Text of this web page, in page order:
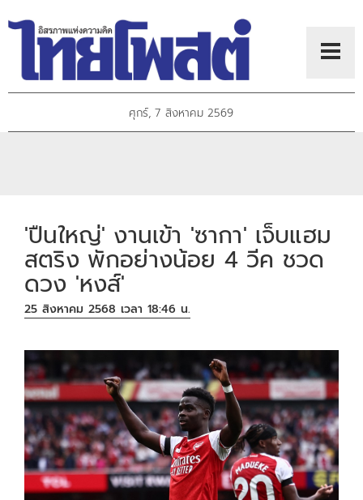
ศุกร์, 7 สิงหาคม 2569
'ปืนใหญ่' งานเข้า 'ซากา' เจ็บแฮม
สตริง พักอย่างน้อย 4 วีค ชวด
ดวง 'หงส์'
25 สิงหาคม 2568 เวลา 18:46 น.